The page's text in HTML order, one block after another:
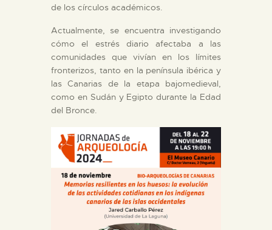
de los círculos académicos.
Actualmente, se encuentra investigando
cómo el estrés diario afectaba a las
comunidades que vivían en los límites
fronterizos, tanto en la península ibérica y
las Canarias de la etapa bajomedieval,
como en Sudán y Egipto durante la Edad
del Bronce.